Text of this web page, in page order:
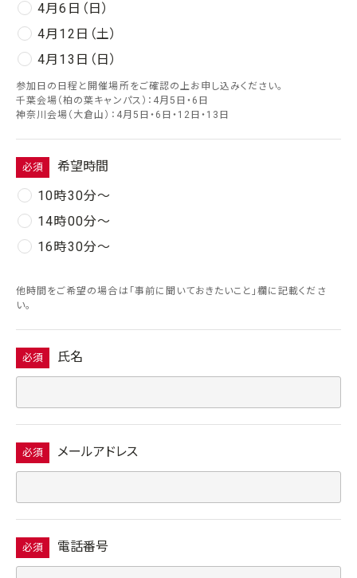
4月6日（日）
4月12日（土）
4月13日（日）
参加日の日程と開催場所をご確認の上お申し込みください。
千葉会場（柏の葉キャンパス）：4月5日・6日
神奈川会場（大倉山）：4月5日・6日・12日・13日
必須
希望時間
10時30分〜
14時00分〜
16時30分〜
他時間をご希望の場合は「事前に聞いておきたいこと」欄に記載くださ
い。
必須 氏名
必須 メールアドレス
必須 電話番号